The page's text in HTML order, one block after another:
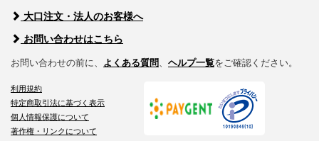
大口注文・法人のお客様へ
お問い合わせはこちら
お問い合わせの前に、 よくある質問 ヘルプ一覧をご確認ください。
利用規約
特定商取引法に基づく表示
個人情報保護について
著作権・リンクについて